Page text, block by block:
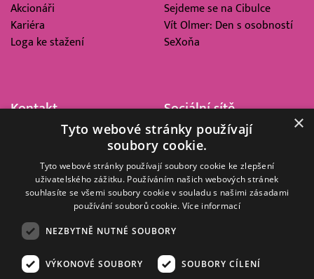
Akcionáři
Kariéra
Loga ke stažení
Sejdeme se na Cibulce
Vít Olmer: Den s osobností
SeXoňa
Kontakt
Barrandov Televizní Studio,
Kříženeckého nám. 322
152 00 Praha 5
IČ 416 93 311
Sociální sítě
© 2008–2026 EMPRESA MEDIA, a.s. Všechna práva vyhrazena.
×
Tyto webové stránky používají
soubory cookie.
Tyto webové stránky používají soubory cookie ke zlepšení
uživatelského zážitku. Používáním našich webových stránek
souhlasíte se všemi soubory cookie v souladu s našimi zásadami
používání souborů cookie. Více informací
NEZBYTNĚ NUTNÉ SOUBORY
VÝKONOVÉ SOUBORY SOUBORY CÍLENÍ